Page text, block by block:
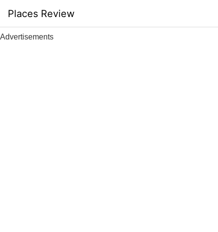
content
Places Review
Advertisements